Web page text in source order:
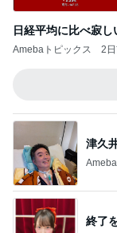
日経平均に比べ寂
Amebaトピックス 2
津久
終了